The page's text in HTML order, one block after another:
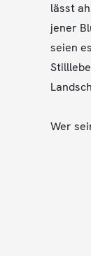
lässt
jener
seien
Wer